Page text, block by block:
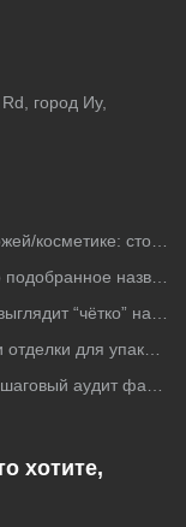
город Иу,
стоит ли беспокоиться?
вызывает доверие и увеличивает продажи.
но плохо печатается?
собственной торговой маркой.
под собственной торговой маркой.
хотите,